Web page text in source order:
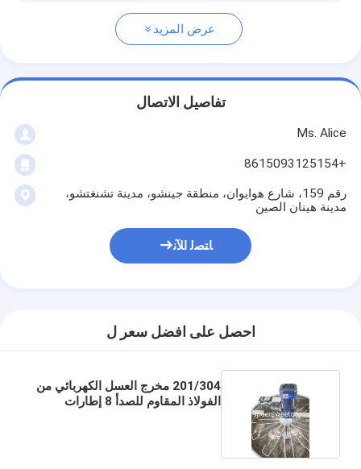
عرض المزيد
تفاصيل الاتصال
Ms. Alice
+8615093125154
رقم 159، شارع هوايوان، منطقة جينشو، مدينة تشنغتشو،
مدينة هينان الصين
ﺎﺘﺼﻟ ﺍﻶﻧ
احصل على افضل سعر ل
201/304 مخرج العسل الكهربائي من
الفولاذ المقاوم للصدأ 8 إطارات